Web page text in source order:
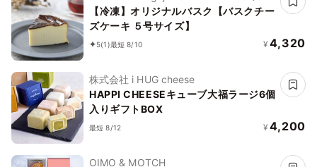
【冷凍】オリジナルバスク【バスクチー
ズケーキ ５号サイズ】
5(1)最短 8/10 ¥ 4,320
株式会社 i HUG cheese
HAPPI CHEESEキューブ大福ラージ6個
入りギフトBOX
最短 8/12 ¥ 4,200
OIMO & MOTCH